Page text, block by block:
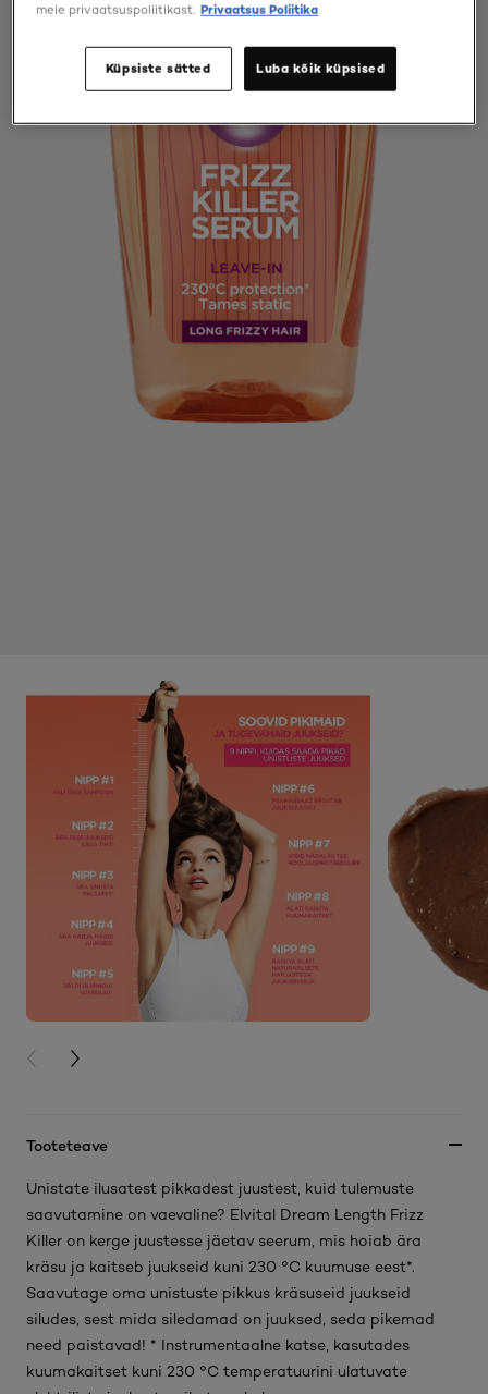
PREVIOUS CARD
NEXT CARD
Tooteteave
Unistate ilusatest pikkadest juustest, kuid tulemuste
saavutamine on vaevaline? Elvital Dream Length Frizz
Killer on kerge juustesse jäetav seerum, mis hoiab ära
kräsu ja kaitseb juukseid kuni 230 °C kuumuse eest*.
Saavutage oma unistuste pikkus kräsuseid juukseid
siludes, sest mida siledamad on juuksed, seda pikemad
need paistavad! * Instrumentaalne katse, kasutades
kuumakaitset kuni 230 °C temperatuurini ulatuvate
meie privaatsuspoliitikast. Privaatsus Poliitika
Küpsiste sätted Luba kõik küpsised